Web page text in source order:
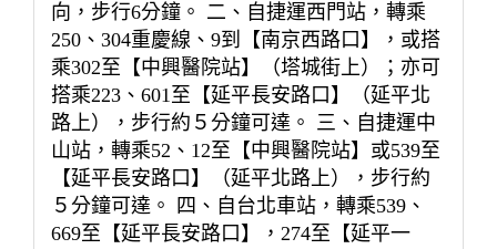
向，步行6分鐘。 二、自捷運西門站，轉乘
250、304重慶線、9到【南京西路口】，或搭
乘302至【中興醫院站】（塔城街上）；亦可
搭乘223、601至【延平長安路口】（延平北
路上），步行約５分鐘可達。 三、自捷運中
山站，轉乘52、12至【中興醫院站】或539至
【延平長安路口】（延平北路上），步行約
５分鐘可達。 四、自台北車站，轉乘539、
669至【延平長安路口】，274至【延平一